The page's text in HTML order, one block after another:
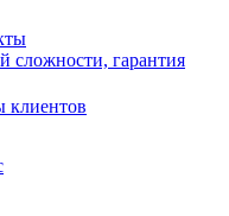
сложности, гарантия
клиентов